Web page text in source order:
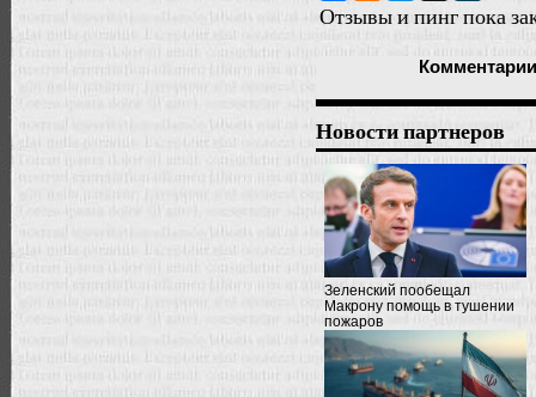
Отзывы и пинг пока
Комментарии
Новости партнеров
Зеленский пообещал
Макрону помощь в тушении
пожаров